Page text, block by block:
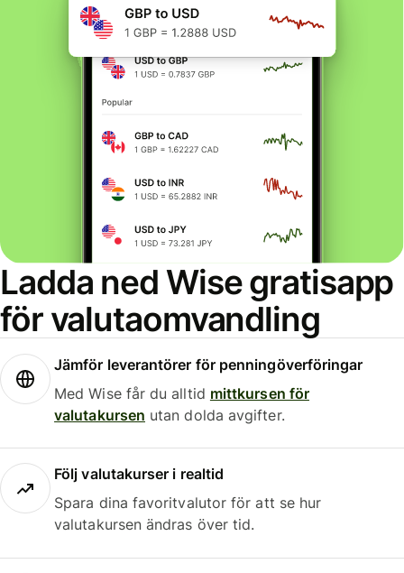
Ladda ned Wise gratisapp
för valutaomvandling
Jämför leverantörer för penningöverföringar
Med Wise får du alltid mittkursen för
valutakursen utan dolda avgifter.
Följ valutakurser i realtid
Spara dina favoritvalutor för att se hur
valutakursen ändras över tid.